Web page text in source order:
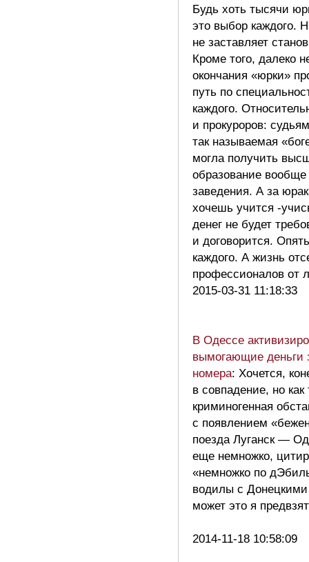
Будь хоть тысячи
это выбор каждого.
не заставляет
Кроме того, далеко
окончания «юрки»
путь по
каждого.
и прокуроров:
так называемая
могла получить
образование вообще
заведения. А за
хочешь учится -
денег не будет
и договорится.
каждого. А жизнь
профессионалов
2015-03-31 11:18:33
В Одессе
вымогающие деньги
номера: Хочется,
в совпадение, но как
криминогенная
с появлением
поезда Луганск —
еще немножко,
«немножко по
водилы с
может это я
2014-11-18 10:58:09